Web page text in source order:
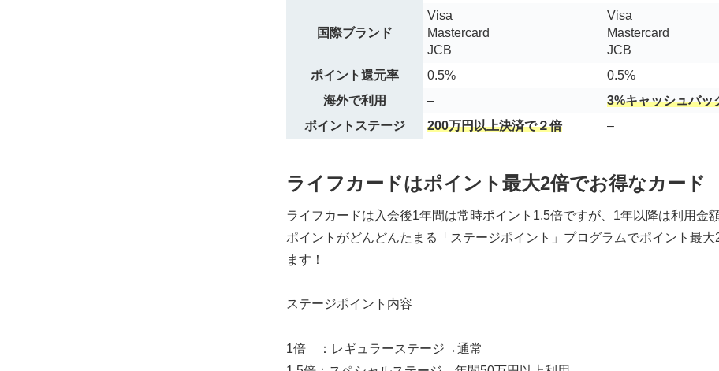
国際ブランド
Visa
Mastercard
JCB
Visa
Mastercard
JCB
ポイント還元率
0.5%
0.5%
海外で利用
–
3%キャッシュバッ
ポイントステージ
200万円以上決済で２倍 –
ライフカードはポイント最大2倍でお得なカード
ライフカードは入会後1年間は常時ポイント1.5倍ですが、1年以降は利用金
ポイントがどんどんたまる「ステージポイント」プログラムでポイント最大
ます！
ステージポイント内容
1倍 ：レギュラーステージ→通常